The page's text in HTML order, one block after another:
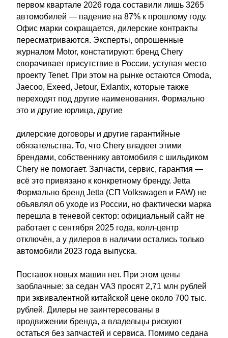
первом квартале 2026 года составили лишь 3265
автомобилей — падение на 87% к прошлому году.
Офис марки сокращается, дилерские контракты
пересматриваются. Эксперты, опрошенные
журналом Motor, констатируют: бренд Chery
сворачивает присутствие в России, уступая место
проекту Tenet. При этом на рынке остаются Omoda,
Jaecoo, Exeed, Jetour, Exlantix, которые также
переходят под другие наименования. Формально
это и другие юрлица, другие
дилерские договоры и другие гарантийные
обязательства. То, что Chery владеет этими
брендами, собственнику автомобиля с шильдиком
Chery не помогает. Запчасти, сервис, гарантия —
всё это привязано к конкретному бренду. Jetta
Формально бренд Jetta (СП Volkswagen и FAW) не
объявлял об уходе из России, но фактически марка
перешла в теневой сектор: официальный сайт не
работает с сентября 2025 года, колл-центр
отключён, а у дилеров в наличии остались только
автомобили 2023 года выпуска.
Поставок новых машин нет. При этом цены
заоблачные: за седан VA3 просят 2,71 млн рублей
при эквивалентной китайской цене около 700 тыс.
рублей. Дилеры не заинтересованы в
продвижении бренда, а владельцы рискуют
остаться без запчастей и сервиса. Помимо седана